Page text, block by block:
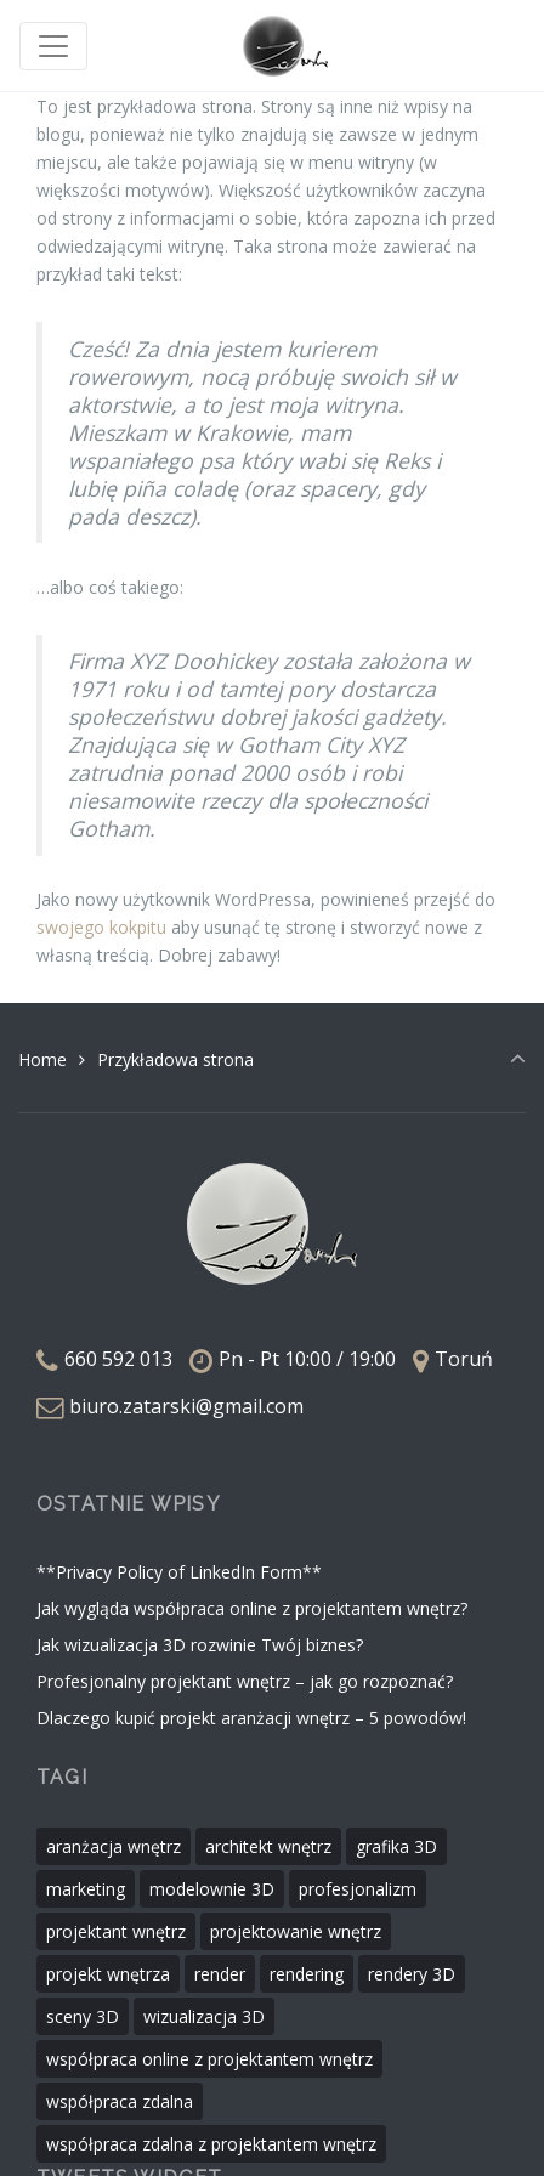
To jest przykładowa strona. Strony są inne niż wpisy na
blogu, ponieważ nie tylko znajdują się zawsze w jednym
miejscu, ale także pojawiają się w menu witryny (w
większości motywów). Większość użytkowników zaczyna
od strony z informacjami o sobie, która zapozna ich przed
odwiedzającymi witrynę. Taka strona może zawierać na
przykład taki tekst:
Cześć! Za dnia jestem kurierem
rowerowym, nocą próbuję swoich sił w
aktorstwie, a to jest moja witryna.
Mieszkam w Krakowie, mam
wspaniałego psa który wabi się Reks i
lubię piña coladę (oraz spacery, gdy
pada deszcz).
…albo coś takiego:
Firma XYZ Doohickey została założona w
1971 roku i od tamtej pory dostarcza
społeczeństwu dobrej jakości gadżety.
Znajdująca się w Gotham City XYZ
zatrudnia ponad 2000 osób i robi
niesamowite rzeczy dla społeczności
Gotham.
Jako nowy użytkownik WordPressa, powinieneś przejść do
swojego kokpitu aby usunąć tę stronę i stworzyć nowe z
własną treścią. Dobrej zabawy!
Home Przykładowa strona
660 592 013 Pn - Pt 10:00 / 19:00
Toruń
biuro.zatarski@gmail.com
OSTATNIE WPISY
**Privacy Policy of LinkedIn Form**
Jak wygląda współpraca online z projektantem wnętrz?
Jak wizualizacja 3D rozwinie Twój biznes?
Profesjonalny projektant wnętrz – jak go rozpoznać?
Dlaczego kupić projekt aranżacji wnętrz – 5 powodów!
TAGI
aranżacja wnętrz architekt wnętrz
grafika 3D
marketing
modelownie 3D
profesjonalizm
projektant wnętrz
projektowanie wnętrz
projekt wnętrza
render rendering
rendery 3D
sceny 3D
wizualizacja 3D
współpraca online z projektantem wnętrz
współpraca zdalna
współpraca zdalna z projektantem wnętrz